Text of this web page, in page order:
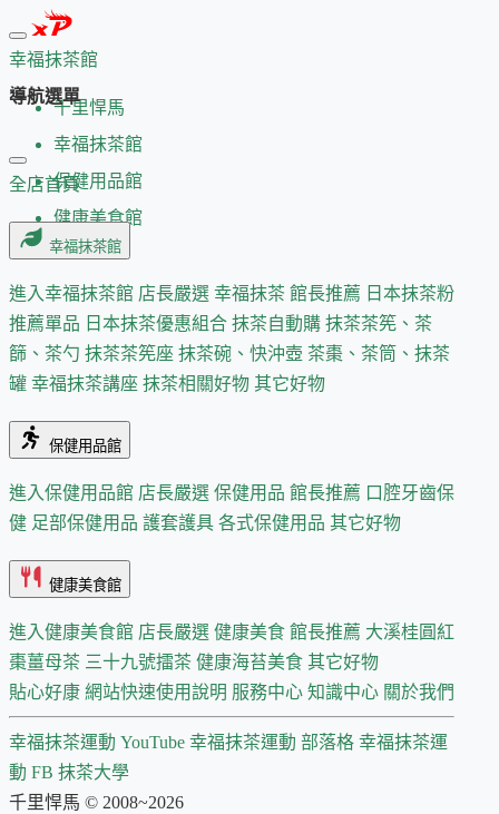
幸福抹茶館
千里悍馬
幸福抹茶館
保健用品館
健康美食館
導航選單
全店首頁
幸福抹茶館
進入幸福抹茶館 店長嚴選 幸福抹茶 館長推薦 日本抹茶粉
推薦單品 日本抹茶優惠組合 抹茶自動購 抹茶茶筅、茶
篩、茶勺 抹茶茶筅座 抹茶碗、快沖壺 茶棗、茶筒、抹茶
罐 幸福抹茶講座 抹茶相關好物 其它好物
保健用品館
進入保健用品館 店長嚴選 保健用品 館長推薦 口腔牙齒保
健 足部保健用品 護套護具 各式保健用品 其它好物
健康美食館
進入健康美食館 店長嚴選 健康美食 館長推薦 大溪桂圓紅
棗薑母茶 三十九號擂茶 健康海苔美食 其它好物
貼心好康 網站快速使用說明 服務中心 知識中心 關於我們
幸福抹茶運動 YouTube 幸福抹茶運動 部落格 幸福抹茶運
動 FB 抹茶大學
千里悍馬 © 2008~2026